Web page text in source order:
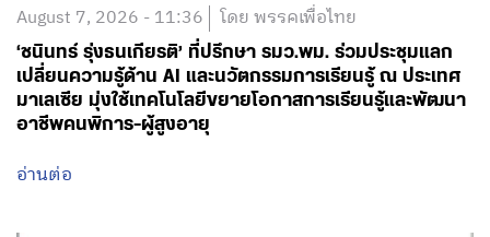
August 7, 2026 - 11:36 โดย พรรคเพื่อไทย
‘ชนินทร์ รุ่งธนเกียรติ’ ที่ปรึกษา รมว.พม. ร่วมประชุมแลก
เปลี่ยนความรู้ด้าน AI และนวัตกรรมการเรียนรู้ ณ ประเทศ
มาเลเซีย มุ่งใช้เทคโนโลยีขยายโอกาสการเรียนรู้และพัฒนา
อาชีพคนพิการ-ผู้สูงอายุ
อ่านต่อ